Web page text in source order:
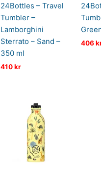
24Bottles – Travel
Tumbler –
Lamborghini
Sterrato – Sand –
350 ml
410kr
406